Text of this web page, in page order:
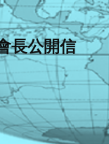
長公開信